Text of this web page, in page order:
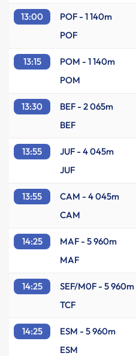
13:00 POF - 1 140m
POF
13:15 POM - 1 140m
POM
13:30 BEF - 2 065m
BEF
13:55 JUF - 4 045m
JUF
13:55 CAM - 4 045m
CAM
14:25 MAF - 5 960m
MAF
14:25 SEF/M0F - 5 960m
TCF
14:25 ESM - 5 960m
ESM